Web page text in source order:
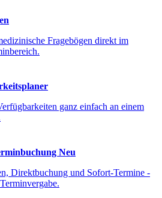
Fragebögen direkt im
ganz einfach an einem
Neu
Direktbuchung und Sofort-Termine -